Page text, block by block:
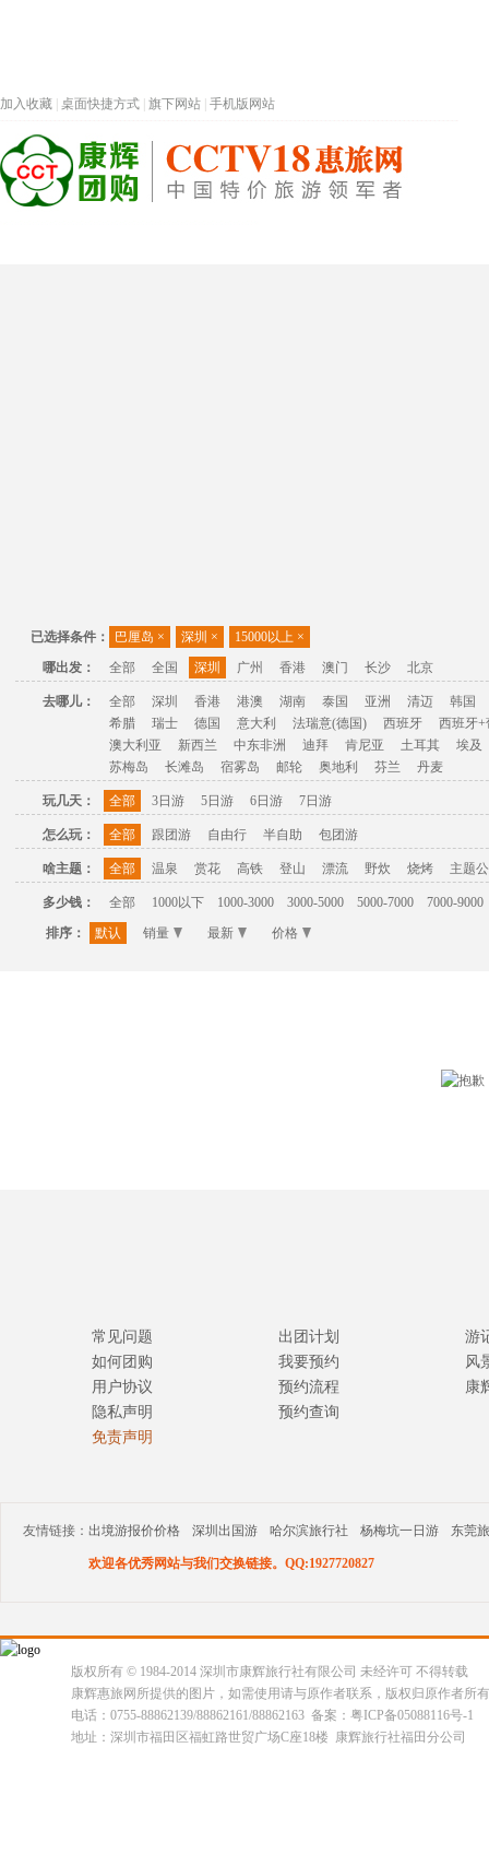
加入收藏 桌面快捷方式 旗下网站 手机版网站
已选择条件： 巴厘岛 × 深圳 × 15000以上 ×
哪出发：
全部 全国 深圳 广州 香港 澳门 长沙 北京
去哪儿： 全部 深圳 香港 港澳 湖南 泰国 亚洲 清迈
韩国
希腊
瑞士 德国 意大利 法瑞意(德国) 西班牙
西班牙+
澳大利亚
新西兰 中东非洲 迪拜 肯尼亚 土耳其
埃及
苏梅岛
长滩岛 宿雾岛 邮轮 奥地利 芬兰 丹麦
玩几天： 全部 3日游 5日游 6日游 7日游
怎么玩： 全部 跟团游 自由行 半自助 包团游
啥主题： 全部 温泉 赏花 高铁 登山 漂流 野炊 烧烤 主题
多少钱： 全部 1000以下 1000-3000 3000-5000 5000-7000
7000-9000
排序：
默认 销量 最新 价格
常见问题
如何团购
用户协议
隐私声明
免责声明
出团计划
我要预约
预约流程
预约查询
游
风
康
友情链接： 出境游报价价格 深圳出国游 哈尔滨旅行社 杨梅坑一日游 东莞
欢迎各优秀网站与我们交换链接。QQ:1927720827
版权所有 © 1984-2014 深圳市康辉旅行社有限公司 未经许可 不得转载
康辉惠旅网所提供的图片，如需使用请与原作者联系，版权归原作者所
电话：0755-88862139/88862161/88862163 备案：粤ICP备05088116号-1
地址：深圳市福田区福虹路世贸广场C座18楼 康辉旅行社福田分公司